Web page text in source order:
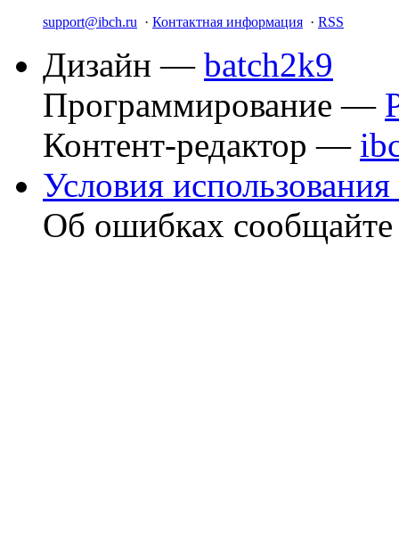
support@ibch.ru · Контактная информация · RSS
Дизайн — batch2k9
Программирование —
Контент-редактор —
Условия использования
Об ошибках